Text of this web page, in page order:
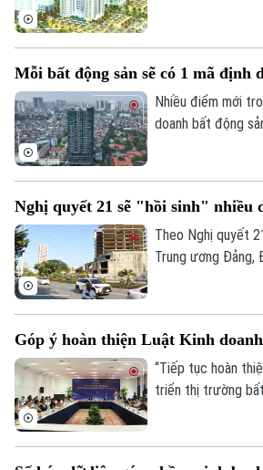
Chuyên mục
Thời sự
Hà Nội
Chính trị
Xã hội
Hà Nội
Nhịp sống Hà Nội
Thế giới
nhượng dự án.
Mỗi bất động sản sẽ có 1 mã định
Nhiều điểm mới
doanh bất động
động sản sẽ được
khoản của Luật lần
động sản chỉ có
Nghị quyết 21 sẽ "hồi sinh" nhiều
Theo Nghị quyết
Trung ương Đảng,
tư không còn khả
được thông qua,
góp phần khơi
Góp ý hoàn thiện Luật Kinh
“Tiếp tục hoàn
triển thị trường